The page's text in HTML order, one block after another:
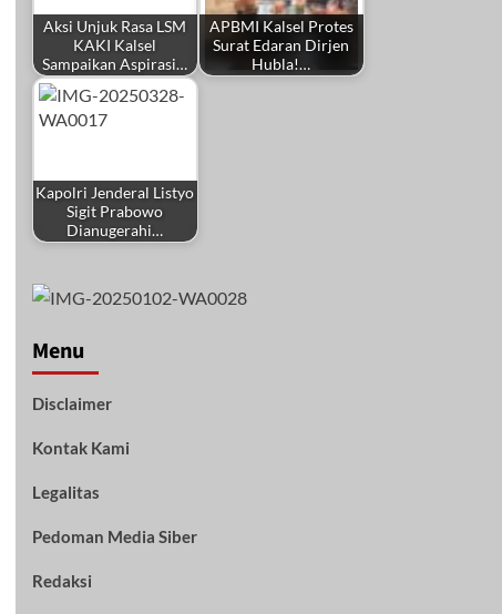
Aksi Unjuk Rasa LSM
KAKI Kalsel
Sampaikan Aspirasi…
APBMI Kalsel Protes
Surat Edaran Dirjen
Hubla!…
Kapolri Jenderal Listyo
Sigit Prabowo
Dianugerahi…
Menu
Disclaimer
Kontak Kami
Legalitas
Pedoman Media Siber
Redaksi